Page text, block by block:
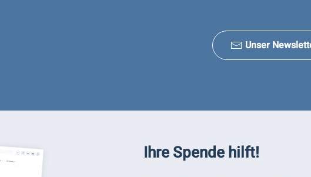
Unser
Ihre Spende hilft!